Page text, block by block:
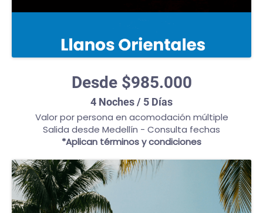
Desde $985.000
4 Noches / 5 Días
Valor por persona en acomodación múltiple
Salida desde Medellín - Consulta fechas
*Aplican términos y condiciones